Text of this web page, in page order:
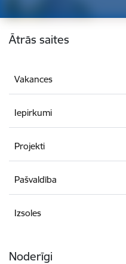
Kājene
Ātrās saites
Vakances
Iepirkumi
Projekti
Pašvaldība
Izsoles
Noderīgi